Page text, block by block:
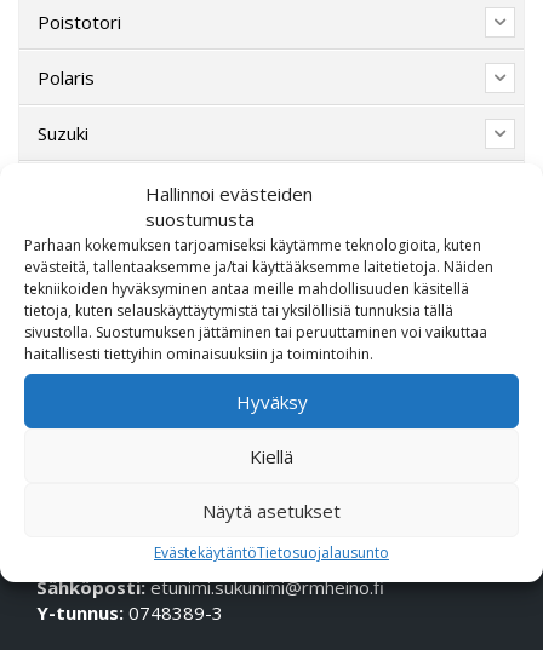
Hallinnoi evästeiden
suostumusta
Parhaan kokemuksen tarjoamiseksi käytämme teknologioita, kuten
evästeitä, tallentaaksemme ja/tai käyttääksemme laitetietoja. Näiden
tekniikoiden hyväksyminen antaa meille mahdollisuuden käsitellä
tietoja, kuten selauskäyttäytymistä tai yksilöllisiä tunnuksia tällä
sivustolla. Suostumuksen jättäminen tai peruuttaminen voi vaikuttaa
haitallisesti tiettyihin ominaisuuksiin ja toimintoihin.
Hyväksy
Kiellä
Näytä asetukset
EvästekäytäntöTietosuojalausunto
Poistotori
Polaris
Suzuki
Varaosat/Sekalaiset
OTA MEIHIN YHTEYTTÄ!
Puhelin (Vaihde): 010 617 0600
Sähköposti:etunimi.sukunimi@rmheino.fi
Y-tunnus: 0748389-3